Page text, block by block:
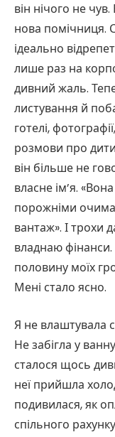
він нічого не
нова помічниця.
ідеально
лише раз на
дивний жаль.
листування й
готелі,
розмови про
він більше не
власне ім’я.
порожніми
вантаж». І трохи
владнаю
половину моїх
Мені стало ясно.
Я не влаштувала
Не забігла у
сталося щось
неї прийшла
подивилася, як
спільного